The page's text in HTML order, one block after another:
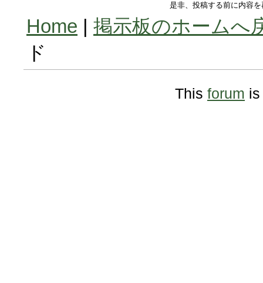
是非、投稿する前に内容
Home | 掲示板のホームへ
ド
This forum